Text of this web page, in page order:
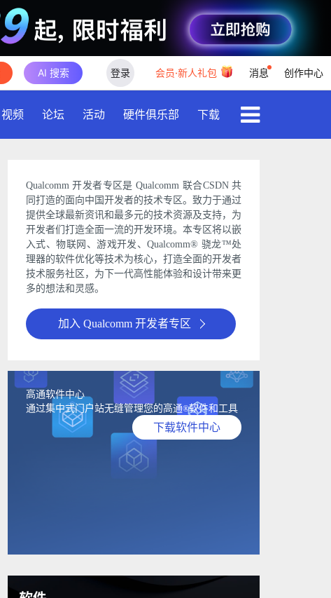
AI 搜索 登录 会员·新人礼包 消息 创作中心
视频 论坛 活动 硬件俱乐部 下载
Qualcomm 开发者专区是 Qualcomm 联合CSDN 共
同打造的面向中国开发者的技术专区。致力于通过
提供全球最新资讯和最多元的技术资源及支持，为
开发者们打造全面一流的开发环境。本专区将以嵌
入式、物联网、游戏开发、Qualcomm® 骁龙™处
理器的软件优化等技术为核心，打造全面的开发者
技术服务社区，为下一代高性能体验和设计带来更
多的想法和灵感。
加入 Qualcomm 开发者专区
高通软件中心
通过集中式门户站无缝管理您的高通®软件和工具
下载软件中心